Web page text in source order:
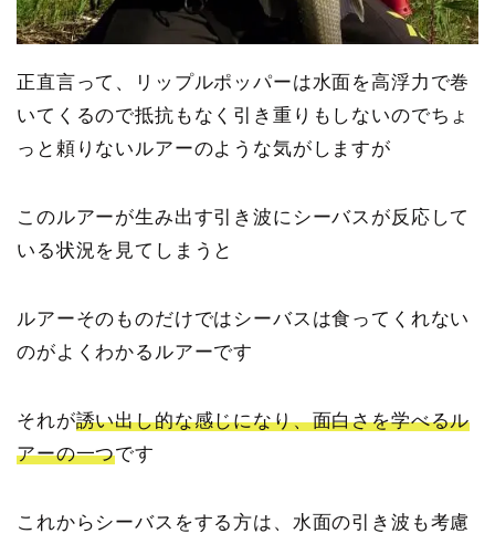
正直言って、リップルポッパーは水面を高浮力で巻
いてくるので抵抗もなく引き重りもしないのでちょ
っと頼りないルアーのような気がしますが
このルアーが生み出す引き波にシーバスが反応して
いる状況を見てしまうと
ルアーそのものだけではシーバスは食ってくれない
のがよくわかるルアーです
それが誘い出し的な感じになり、面白さを学べるル
アーの一つです
これからシーバスをする方は、水面の引き波も考慮